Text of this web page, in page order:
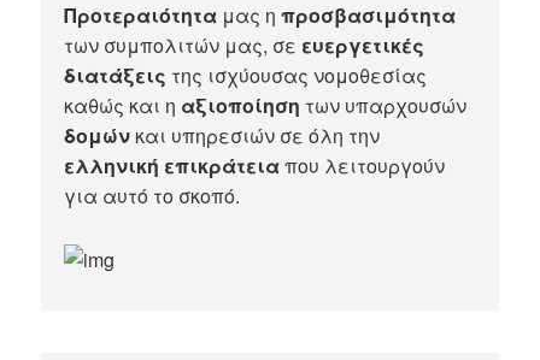
Προτεραιότητα μας ηπροσβασιμότητα
των συμπολιτών μας, σε ευεργετικές
διατάξεις της ισχύουσας νομοθεσίας
καθώς και η αξιοποίηση των υπαρχουσών
δομών και υπηρεσιών σε όλη την
ελληνική επικράτειαπου λειτουργούν
για αυτό το σκοπό.​